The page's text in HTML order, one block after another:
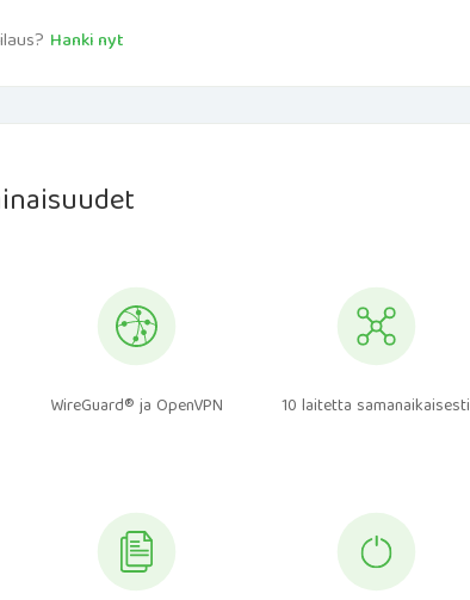
Hanki nyt
WireGuard® ja OpenVPN 10 laitetta samanaikaisesti